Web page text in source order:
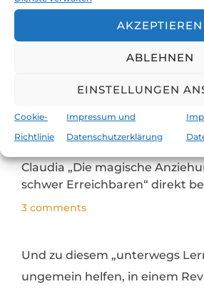
AKZEPTIEREN
ABLEHNEN
EINSTELLUNGEN
Cookie-
Richtlinie
Impressum und
Datenschutzerklärung
Bücher direkt bei
Veröffentlicht:
kaufen, dein
Problem. Immer, wenn wir
hier den Bücher-Direktverkauf.
Claudia „Die magische
schwer Erreichbaren“ direkt
3 comments
Und zu diesem „unterwegs
ungemein helfen, in einem